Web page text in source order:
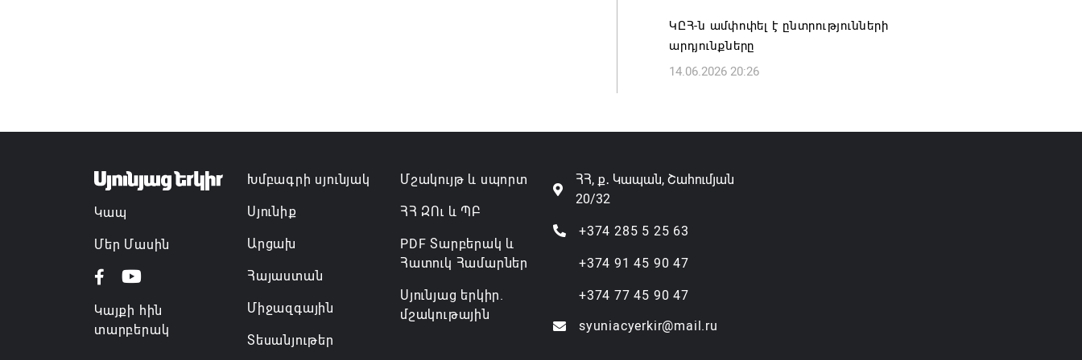
ԿԸՀ-ն ամփոփել է ընտրությունների
արդյունքները
14.06.2026 20:26
Կապ
Մեր Մասին
Կայքի հին
տարբերակ
Խմբագրի սյունյակ
Սյունիք
Արցախ
Հայաստան
Միջազգային
Տեսանյութեր
Մշակույթ և սպորտ
ՀՀ ԶՈւ և ՊԲ
PDF Տարբերակ և
Հատուկ Համարներ
Սյունյաց երկիր.
մշակութային
ՀՀ, ք․ Կապան, Շահումյան
20/32
+374 285 5 25 63
+374 91 45 90 47
+374 77 45 90 47
syuniacyerkir@mail.ru